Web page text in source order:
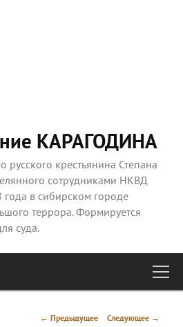
КАРАГОДИНА
русского крестьянина Степана
сотрудниками НКВД
в сибирском городе
террора. Формируется
суда.
Навигация
← Предыдущее Следующее →